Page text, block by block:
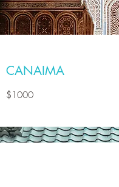
CANAIMA
$1000